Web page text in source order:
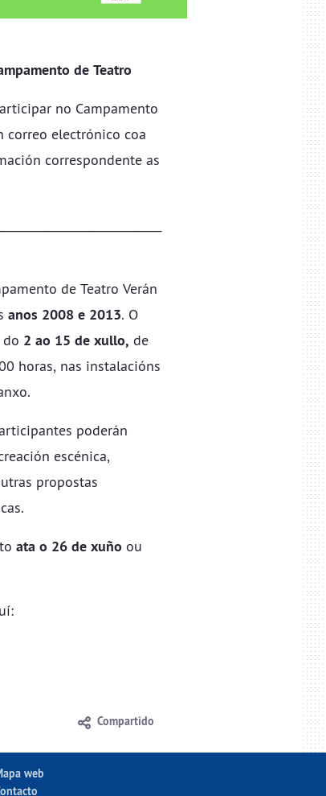
de Teatro
no Campamento
correo electrónico coa
correspondente as
de Teatro Verán
anos 2008 e 2013. O
2 ao 15 de xullo, de
horas, nas instalacións
poderán
escénica,
propostas
ata o 26 de xuño ou
Compartido
web